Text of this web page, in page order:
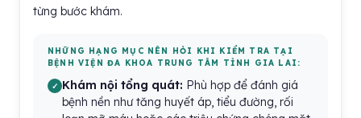
từng bước khám.
NHỮNG HẠNG MỤC NÊN HỎI KHI KIỂM TRA TẠI
BỆNH VIỆN ĐA KHOA TRUNG TÂM TỈNH GIA LAI:
Khám nội tổng quát: Phù hợp để đánh giá
bệnh nền như tăng huyết áp, tiểu đường, rối